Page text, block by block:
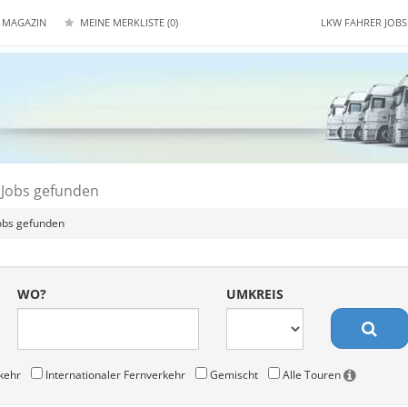
MAGAZIN MEINE MERKLISTE (0) LKW FAHRER JOBS
gefunden
gefunden
WO? UMKREIS
Internationaler Fernverkehr Gemischt Alle Touren